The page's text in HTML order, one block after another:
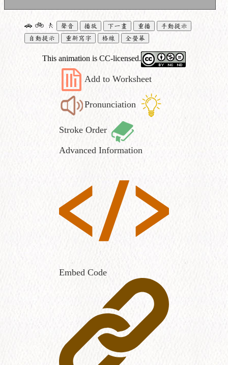
🚗 🚲 🚶 聲音 播放 下一畫 重播
手動提示
自動提示
重新寫字 格線 全螢幕
This animation is CC-licensed.
Add to Worksheet
Pronunciation
Stroke Order
Advanced Information
Embed Code